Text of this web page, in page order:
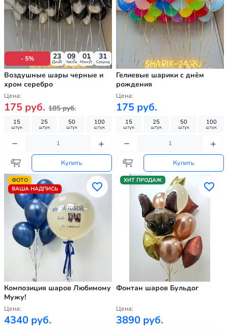
- 5% 23
Дней
09
Часов
01
Минут
30
Секунд
Воздушные шары черные и
хром серебро
Цена:
175 руб. 185 руб.
15
штук
25
штук
50
штук
100
штук
Купить
Гелиевые шарики с днём
рождения
Цена:
175 руб.
15
штук
25
штук
50
штук
100
штук
Купить
ФОТО
ВАША НАДПИСЬ
Композиция шаров Любимому
Мужу!
Цена:
4340 руб.
ХИТ ПРОДАЖ
Фонтан шаров Бульдог
Цена:
3890 руб.